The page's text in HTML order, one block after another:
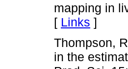
mapping in
[ Links ]
Thompson,
in the